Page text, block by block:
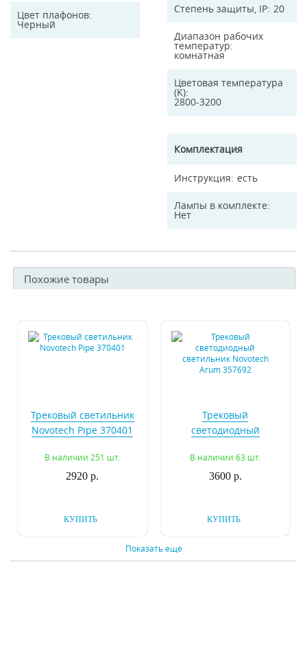
Цвет плафонов
Черный
Степень защиты, IP 20
Диапазон рабочих
температур
комнатная
Цветовая температура
(K)
2800-3200
Комплектация
Инструкция есть
Лампы в комплекте
Нет
Похожие товары
Трековый светильник
Novotech Pipe 370401
В наличии 251 шт.
2920 р.
КУПИТЬ
Трековый
светодиодный
Arum 357692
В наличии 63 шт.
3600 р.
КУПИТЬ
Показать еще